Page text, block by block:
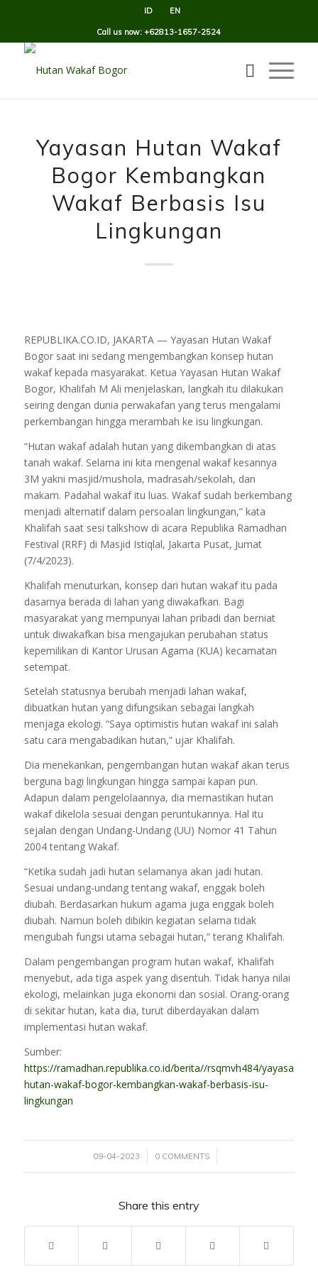
ID EN
Call us now: +62813-1657-2524
Yayasan Hutan Wakaf
Bogor Kembangkan
Wakaf Berbasis Isu
Lingkungan
REPUBLIKA.CO.ID, JAKARTA — Yayasan Hutan Wakaf
Bogor saat ini sedang mengembangkan konsep hutan
wakaf kepada masyarakat. Ketua Yayasan Hutan Wakaf
Bogor, Khalifah M Ali menjelaskan, langkah itu dilakukan
seiring dengan dunia perwakafan yang terus mengalami
perkembangan hingga merambah ke isu lingkungan.
“Hutan wakaf adalah hutan yang dikembangkan di atas
tanah wakaf. Selama ini kita mengenal wakaf kesannya
3M yakni masjid/mushola, madrasah/sekolah, dan
makam. Padahal wakaf itu luas. Wakaf sudah berkembang
menjadi alternatif dalam persoalan lingkungan,” kata
Khalifah saat sesi talkshow di acara Republika Ramadhan
Festival (RRF) di Masjid Istiqlal, Jakarta Pusat, Jumat
(7/4/2023).
Khalifah menuturkan, konsep dari hutan wakaf itu pada
dasarnya berada di lahan yang diwakafkan. Bagi
masyarakat yang mempunyai lahan pribadi dan berniat
untuk diwakafkan bisa mengajukan perubahan status
kepemilikan di Kantor Urusan Agama (KUA) kecamatan
setempat.
Setelah statusnya berubah menjadi lahan wakaf,
dibuatkan hutan yang difungsikan sebagai langkah
menjaga ekologi. “Saya optimistis hutan wakaf ini salah
satu cara mengabadikan hutan,” ujar Khalifah.
Dia menekankan, pengembangan hutan wakaf akan terus
berguna bagi lingkungan hingga sampai kapan pun.
Adapun dalam pengelolaannya, dia memastikan hutan
wakaf dikelola sesuai dengan peruntukannya. Hal itu
sejalan dengan Undang-Undang (UU) Nomor 41 Tahun
2004 tentang Wakaf.
“Ketika sudah jadi hutan selamanya akan jadi hutan.
Sesuai undang-undang tentang wakaf, enggak boleh
diubah. Berdasarkan hukum agama juga enggak boleh
diubah. Namun boleh dibikin kegiatan selama tidak
mengubah fungsi utama sebagai hutan,” terang Khalifah.
Dalam pengembangan program hutan wakaf, Khalifah
menyebut, ada tiga aspek yang disentuh. Tidak hanya nilai
ekologi, melainkan juga ekonomi dan sosial. Orang-orang
di sekitar hutan, kata dia, turut diberdayakan dalam
implementasi hutan wakaf.
Sumber:
https://ramadhan.republika.co.id/berita//rsqmvh484/yayasan-
hutan-wakaf-bogor-kembangkan-wakaf-berbasis-isu-
lingkungan
09-04-2023
/ 0 COMMENTS
/
Share this entry